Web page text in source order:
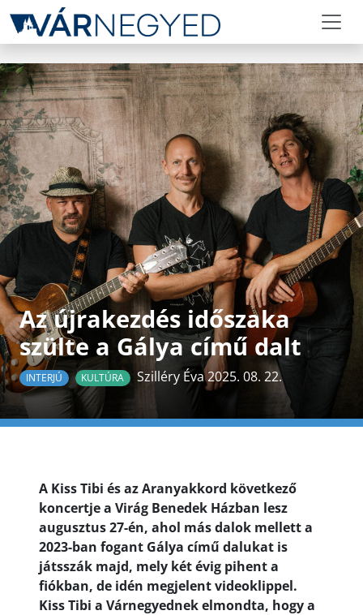
Az újrakezdés időszaka
szülte a Gálya című dalt
INTERJÚ KULTÚRA Szilléry Éva 2025. 08. 22.
A Kiss Tibi és az Aranyakkord következő
koncertje a Virág Benedek Házban lesz
augusztus 27-én, ahol más dalok mellett a
2023-ban fogant Gálya című dalukat is
játsszák majd, mely két évig pihent a
fiókban, de idén megjelent videoklippel.
Kiss Tibi a Várnegyednek elmondta, hogy a